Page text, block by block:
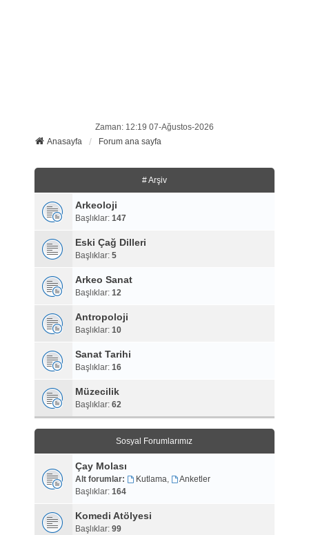
Zaman: 12:19 07-Ağustos-2026
Anasayfa
Forum ana sayfa
# Arşiv
Arkeoloji
Başlıklar: 147
Eski Çağ Dilleri
Başlıklar: 5
Arkeo Sanat
Başlıklar: 12
Antropoloji
Başlıklar: 10
Sanat Tarihi
Başlıklar: 16
Müzecilik
Başlıklar: 62
Sosyal Forumlarımız
Çay Molası
Alt forumlar: Kutlama,
Anketler
Başlıklar: 164
Komedi Atölyesi
Başlıklar: 99